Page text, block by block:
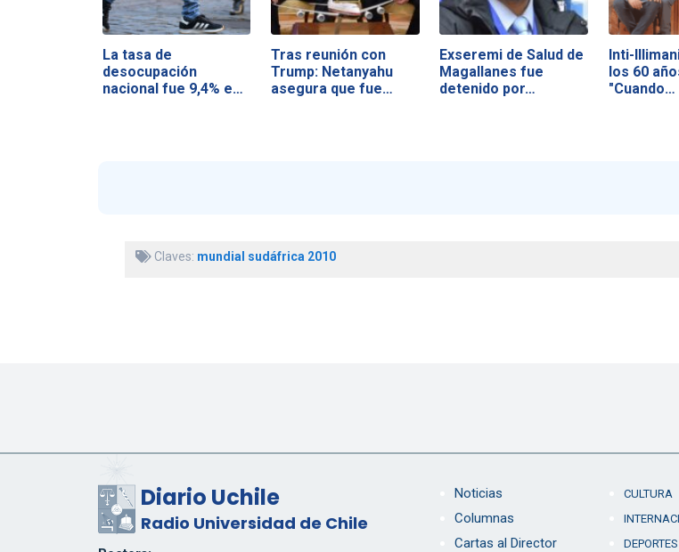
La tasa de
desocupación
nacional fue 9,4% en
Tras reunión con
Trump: Netanyahu
asegura que fue…
Exseremi de Salud de
Magallanes fue
detenido por…
Inti-
los 60
"Cuando…
Claves: mundial sudáfrica 2010
Diario Uchile
Radio Universidad de Chile
Noticias
Columnas
Cartas al Director
CULTURA
DEPORTES